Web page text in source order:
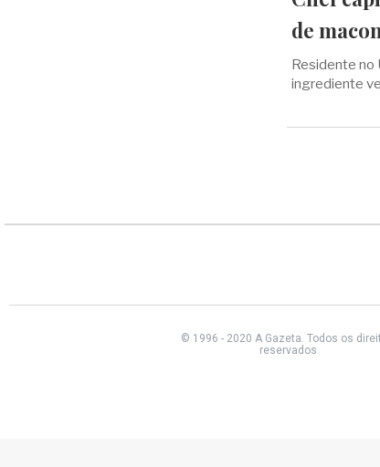
de
Residente no
ingrediente
© 1996 - 2020 A Gazeta. Todos os
reservados